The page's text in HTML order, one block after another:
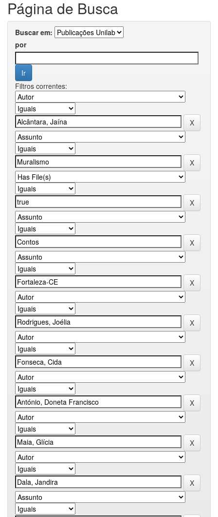
Página de Busca
Buscar em:
por
Filtros correntes: